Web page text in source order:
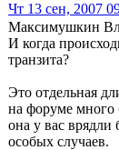
Чт 13 сен, 2007
Максимушкин
И когда
транзита?
Это отдельная
на форуме
она у вас врядли
особых случаев.